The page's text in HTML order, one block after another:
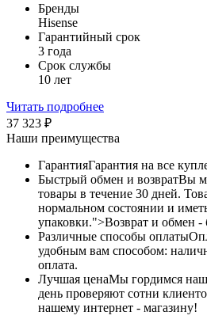
Бренды
Hisense
Гарантийный срок
3 года
Срок службы
10 лет
Читать подробнее
37 323 ₽
Наши преимущества
ГарантияГарантия на все
Быстрый обмен и возвратВы
товары в течение 30 дней.
нормальном состоянии и
упаковки.">Возврат и обмен -
Различные способы оплаты
удобным вам способом:
оплата.
Лучшая ценаМы гордимся
день проверяют сотни
нашему интернет - магазину!